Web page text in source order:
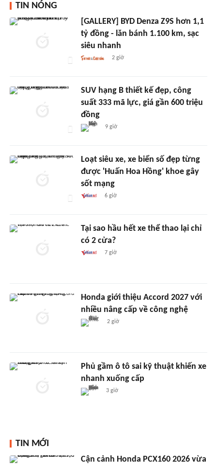
TIN NÓNG
[GALLERY] BYD Denza Z9S hơn 1,1
tỷ đồng - lăn bánh 1.100 km, sạc
siêu nhanh
2 giờ
SUV hạng B thiết kế đẹp, công
suất 333 mã lực, giá gần 600 triệu
đồng
9 giờ
Loạt siêu xe, xe biển số đẹp từng
được 'Huấn Hoa Hồng' khoe gây
sốt mạng
6 giờ
Tại sao hầu hết xe thể thao lại chỉ
có 2 cửa?
7 giờ
Honda giới thiệu Accord 2027 với
nhiều nâng cấp về công nghệ
2 giờ
Phủ gầm ô tô sai kỹ thuật khiến xe
nhanh xuống cấp
3 giờ
TIN MỚI
Cận cảnh Honda PCX160 2026 vừa